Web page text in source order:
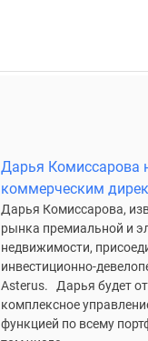
Дарья Комиссарова
коммерческим
Дарья Комиссарова,
рынка премиальной и
недвижимости,
инвестиционно-
Asterus. Дарья будет
комплексное
функцией по всему